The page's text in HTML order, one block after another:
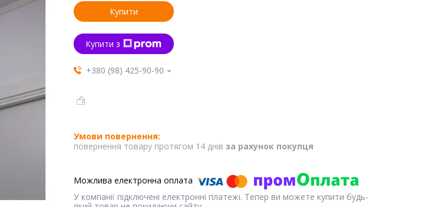
Купити
Купити з
+380 (98) 425-90-90
повернення товару протягом 14 днів за рахунок покупця
У компанії підключені електронні платежі. Тепер ви можете купити будь-